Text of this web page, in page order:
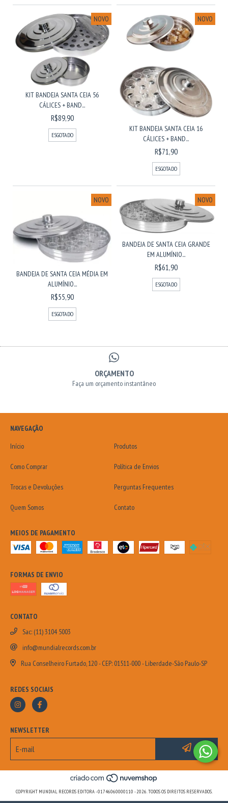
NOVO
KIT BANDEJA SANTA CEIA 56
CÁLICES + BAND...
R$89,90
ESGOTADO
NOVO
KIT BANDEJA SANTA CEIA 16
CÁLICES + BAND...
R$71,90
ESGOTADO
NOVO
BANDEJA DE SANTA CEIA MÉDIA EM
ALUMÍNIO...
R$55,90
ESGOTADO
NOVO
BANDEJA DE SANTA CEIA GRANDE
EM ALUMÍNIO...
R$61,90
ESGOTADO
ORÇAMENTO
Faça um orçamento instantâneo
NAVEGAÇÃO
Início
Produtos
Como Comprar Política de Envios
Trocas e Devoluções Perguntas Frequentes
Quem Somos Contato
MEIOS DE PAGAMENTO
FORMAS DE ENVIO
CONTATO
Sac: (11) 3104 5003
info@mundialrecords.com.br
Rua Conselheiro Furtado, 120 - CEP: 01511-000 - Liberdade-São Paulo-SP
REDES SOCIAIS
NEWSLETTER
COPYRIGHT MUNDIAL RECORDS EDITORA - 01746060000110 - 2026. TODOS OS DIREITOS RESERVADOS.